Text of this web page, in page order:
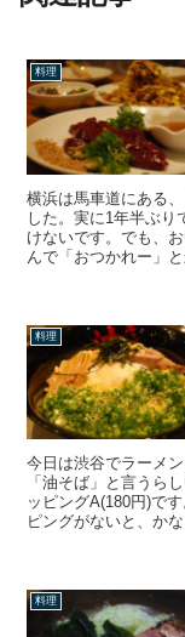
料理
横浜は馬車道にある
した。実に1年半ぶり
けないです。でも、
んで「おつかれー」
料理
今日は渋谷でラーメ
「油そば」と言うら
ッピングA(180円)で
ピングがないと、か
料理